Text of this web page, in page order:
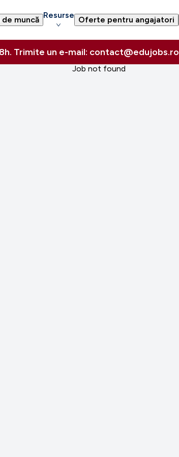
muncă Resurse Oferte pentru angajatori
Trimite un e-mail: contact@edujobs.ro
Job not found